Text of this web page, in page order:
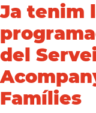
Ja tenim
del
Famílies